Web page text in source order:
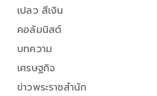
เปลว สีเงิน
คอลัมนิสต์
บทความ
เศรษฐกิจ
ข่าวพระราชสำนัก